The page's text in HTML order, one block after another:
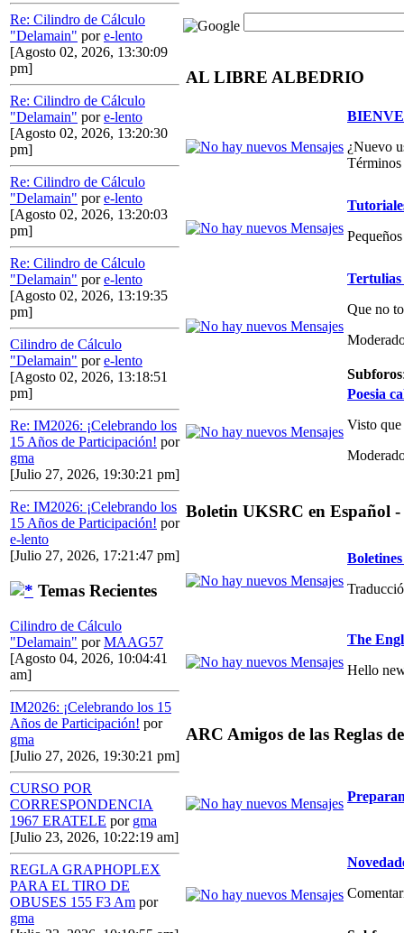
Re: Cilindro de Cálculo
"Delamain" pore-lento
[Agosto 02, 2026, 13:30:09
pm]
Re: Cilindro de Cálculo
"Delamain" pore-lento
[Agosto 02, 2026, 13:20:30
pm]
Re: Cilindro de Cálculo
"Delamain" pore-lento
[Agosto 02, 2026, 13:20:03
pm]
Re: Cilindro de Cálculo
"Delamain" pore-lento
[Agosto 02, 2026, 13:19:35
pm]
Cilindro de Cálculo
"Delamain" pore-lento
[Agosto 02, 2026, 13:18:51
pm]
Re: IM2026: ¡Celebrando los
15 Años de Participación! por
gma
[Julio 27, 2026, 19:30:21 pm]
Re: IM2026: ¡Celebrando los
15 Años de Participación! por
e-lento
[Julio 27, 2026, 17:21:47 pm]
Temas Recientes
Cilindro de Cálculo
"Delamain" porMAAG57
[Agosto 04, 2026, 10:04:41
am]
IM2026: ¡Celebrando los 15
Años de Participación! por
gma
[Julio 27, 2026, 19:30:21 pm]
CURSO POR
CORRESPONDENCIA
1967 ERATELE por gma
[Julio 23, 2026, 10:22:19 am]
REGLA GRAPHOPLEX
PARA EL TIRO DE
OBUSES 155 F3 Am por
gma
AL LIBRE ALBEDRIO
¿Nuevo
Que no
Subforos
Poesia
Visto que
Boletin UKSRC en Español
The
Hello
ARC Amigos de las Reglas